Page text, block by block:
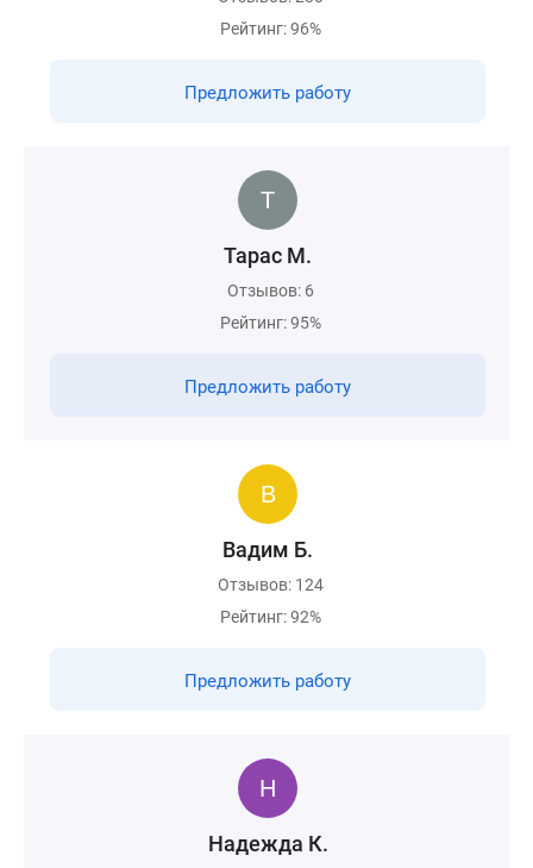
Рейтинг: 96%
Предложить работу
Тарас М.
Отзывов: 6
Рейтинг: 95%
Предложить работу
Вадим Б.
Отзывов: 124
Рейтинг: 92%
Предложить работу
Надежда К.